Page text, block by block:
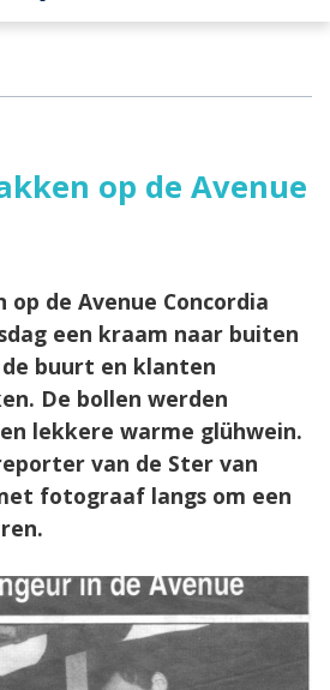
op de Avenue
de Avenue Concordia
een kraam naar buiten
buurt en klanten
De bollen werden
lekkere warme glühwein.
van de Ster van
fotograaf langs om een